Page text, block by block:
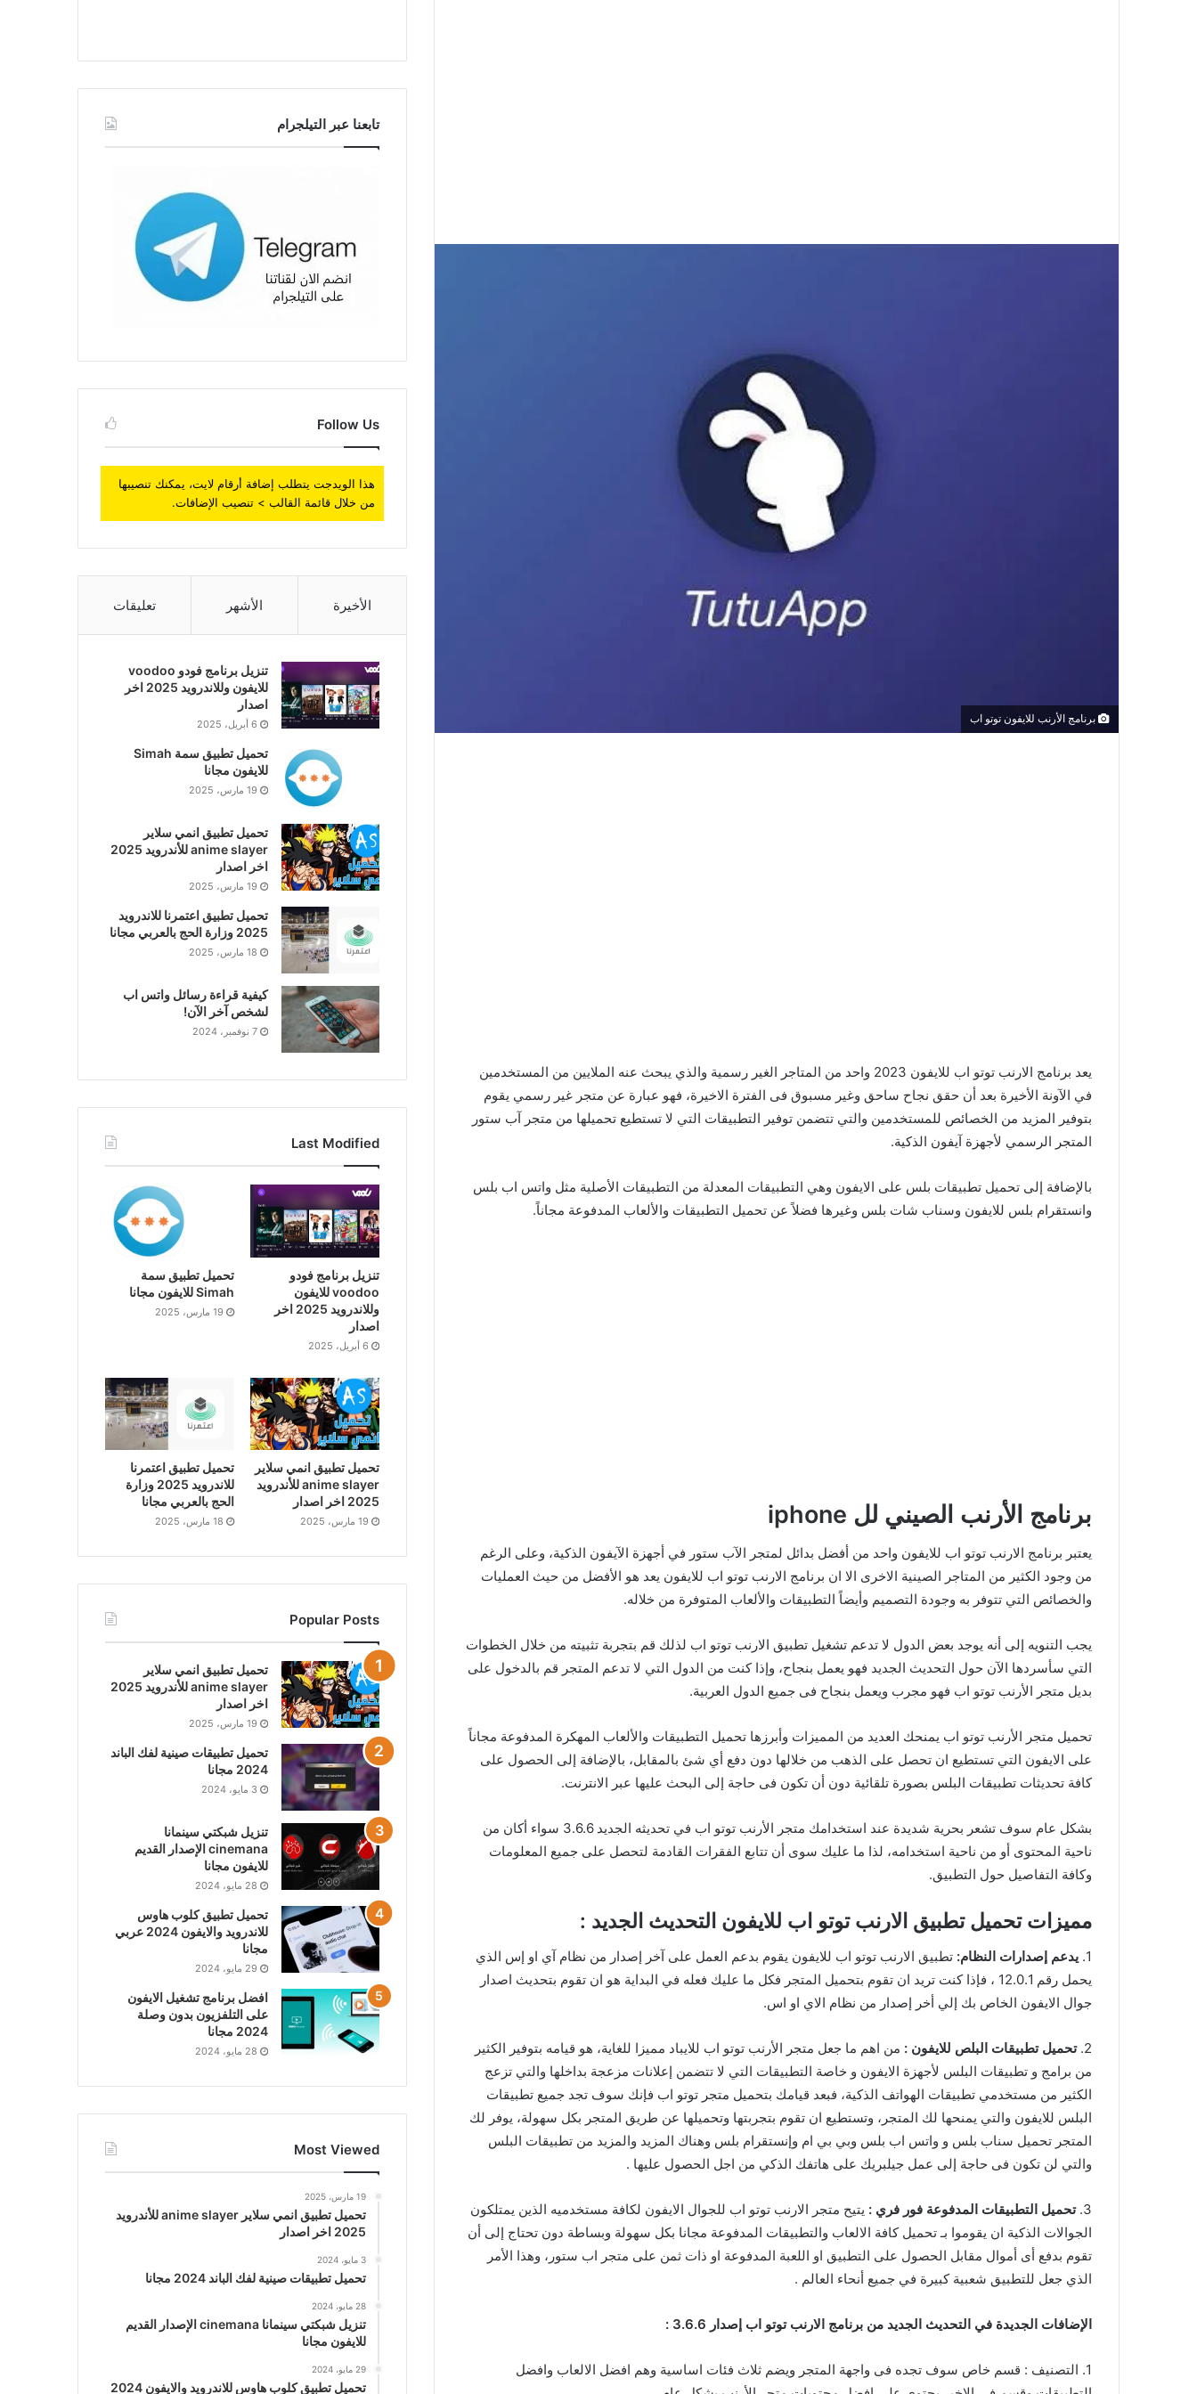
برنامج الأرنب للايفون توتو اب
يعد برنامج الارنب توتو اب للايفون 2023 واحد من المتاجر الغير رسمية والذي يبحث عنه الملايين من المستخدمين
في الآونة الأخيرة بعد أن حقق نجاح ساحق وغير مسبوق فى الفترة الاخيرة، فهو عبارة عن متجر غير رسمي يقوم
بتوفير المزيد من الخصائص للمستخدمين والتي تتضمن توفير التطبيقات التي لا تستطيع تحميلها من متجر آب ستور
المتجر الرسمي لأجهزة آيفون الذكية.
بالإضافة إلى تحميل تطبيقات بلس على الايفون وهي التطبيقات المعدلة من التطبيقات الأصلية مثل واتس اب بلس
وانستقرام بلس للايفون وسناب شات بلس وغيرها فضلاً عن تحميل التطبيقات والألعاب المدفوعة مجاناً.
برنامج الأرنب الصيني لل iphone
يعتبر برنامج الارنب توتو اب للايفون واحد من أفضل بدائل لمتجر الآب ستور في أجهزة الآيفون الذكية، وعلى الرغم
من وجود الكثير من المتاجر الصينية الاخرى الا ان برنامج الارنب توتو اب للايفون يعد هو الأفضل من حيث العمليات
والخصائص التي تتوفر به وجودة التصميم وأيضاً التطبيقات والألعاب المتوفرة من خلاله.
يجب التنويه إلى أنه يوجد بعض الدول لا تدعم تشغيل تطبيق الارنب توتو اب لذلك قم بتجربة تثبيته من خلال الخطوات
التي سأسردها الآن حول التحديث الجديد فهو يعمل بنجاح، وإذا كنت من الدول التي لا تدعم المتجر قم بالدخول على
بديل متجر الأرنب توتو اب فهو مجرب ويعمل بنجاح فى جميع الدول العربية.
تحميل متجر الأرنب توتو اب يمنحك العديد من المميزات وأبرزها تحميل التطبيقات والألعاب المهكرة المدفوعة مجاناً
على الايفون التي تستطيع ان تحصل على الذهب من خلالها دون دفع أي شئ بالمقابل، بالإضافة إلى الحصول على
كافة تحديثات تطبيقات البلس بصورة تلقائية دون أن تكون فى حاجة إلى البحث عليها عبر الانترنت.
بشكل عام سوف تشعر بحرية شديدة عند استخدامك متجر الأرنب توتو اب في تحديثه الجديد 3.6.6 سواء أكان من
ناحية المحتوى أو من ناحية استخدامه، لذا ما عليك سوى أن تتابع الفقرات القادمة لتحصل على جميع المعلومات
وكافة التفاصيل حول التطبيق.
مميزات تحميل تطبيق الارنب توتو اب للايفون التحديث الجديد :
1. يدعم إصدارات النظام: تطبيق الارنب توتو اب للايفون يقوم بدعم العمل على آخر إصدار من نظام آي او إس الذي
يحمل رقم 12.0.1 ، فإذا كنت تريد ان تقوم بتحميل المتجر فكل ما عليك فعله في البداية هو ان تقوم بتحديث اصدار
جوال الايفون الخاص بك إلي أخر إصدار من نظام الاي او اس.
2. تحميل تطبيقات البلص للايفون : من اهم ما جعل متجر الأرنب توتو اب للايباد مميزا للغاية، هو قيامه بتوفير الكثير
من برامج و تطبيقات البلس لأجهزة الايفون و خاصة التطبيقات التي لا تتضمن إعلانات مزعجة بداخلها والتي تزعج
الكثير من مستخدمي تطبيقات الهواتف الذكية، فبعد قيامك بتحميل متجر توتو اب فإنك سوف تجد جميع تطبيقات
البلس للايفون والتي يمنحها لك المتجر، وتستطيع ان تقوم بتجربتها وتحميلها عن طريق المتجر بكل سهولة، يوفر لك
المتجر تحميل سناب بلس و واتس اب بلس وبي بي ام وإنستقرام بلس وهناك المزيد والمزيد من تطبيقات البلس
والتي لن تكون فى حاجة إلى عمل جيلبريك على هاتفك الذكي من اجل الحصول عليها .
3. تحميل التطبيقات المدفوعة فور فري : يتيح متجر الارنب توتو اب للجوال الايفون لكافة مستخدميه الذين يمتلكون
الجوالات الذكية ان يقوموا بـ تحميل كافة الالعاب والتطبيقات المدفوعة مجانا بكل سهولة وبساطة دون تحتاج إلى أن
تقوم بدفع أى أموال مقابل الحصول على التطبيق او اللعبة المدفوعة او ذات ثمن على متجر اب ستور، وهذا الأمر
الذي جعل للتطبيق شعبية كبيرة في جميع أنحاء العالم .
الإضافات الجديدة في التحديث الجديد من برنامج الارنب توتو اب إصدار 3.6.6 :
1. التصنيف : قسم خاص سوف تجده فى واجهة المتجر ويضم ثلاث فئات اساسية وهم افضل الالعاب وافضل
تابعنا عبر التيلجرام
Follow Us
هذا الويدجت يتطلب إضافة أرقام لايت، يمكنك تنصيبها
من خلال قائمة القالب > تنصيب الإضافات.
الأخيرة الأشهر تعليقات
تنزيل برنامج فودو voodoo
للايفون وللاندرويد 2025 اخر
اصدار
6 أبريل، 2025
تحميل تطبيق سمة Simah
للايفون مجانا
19 مارس، 2025
تحميل تطبيق انمي سلاير
anime slayer للأندرويد 2025
اخر اصدار
19 مارس، 2025
تحميل تطبيق اعتمرنا للاندرويد
2025 وزارة الحج بالعربي مجانا
18 مارس، 2025
كيفية قراءة رسائل واتس اب
لشخص آخر الآن!
7 نوفمبر، 2024
Last Modified
تنزيل برنامج فودو
voodoo للايفون
وللاندرويد 2025 اخر
اصدار
6 أبريل، 2025
تحميل تطبيق سمة
Simah للايفون مجانا
19 مارس، 2025
تحميل تطبيق انمي سلاير
anime slayer للأندرويد
2025 اخر اصدار
19 مارس، 2025
تحميل تطبيق اعتمرنا
للاندرويد 2025 وزارة
الحج بالعربي مجانا
18 مارس، 2025
Popular Posts
تحميل تطبيق انمي سلاير
anime slayer للأندرويد 2025
اخر اصدار
19 مارس، 2025
تحميل تطبيقات صينية لفك الباند
2024 مجانا
3 مايو، 2024
تنزيل شبكتي سينمانا
cinemana الإصدار القديم
للايفون مجانا
28 مايو، 2024
تحميل تطبيق كلوب هاوس
للاندرويد والايفون 2024 عربي
مجانا
29 مايو، 2024
افضل برنامج تشغيل الايفون
على التلفزيون بدون وصلة
2024 مجانا
28 مايو، 2024
Most Viewed
19 مارس، 2025
تحميل تطبيق انمي سلاير anime slayer للأندرويد
2025 اخر اصدار
3 مايو، 2024
تحميل تطبيقات صينية لفك الباند 2024 مجانا
28 مايو، 2024
تنزيل شبكتي سينمانا cinemana الإصدار القديم
للايفون مجانا
29 مايو، 2024
تحميل تطبيق كلوب هاوس للاندرويد والايفون 2024